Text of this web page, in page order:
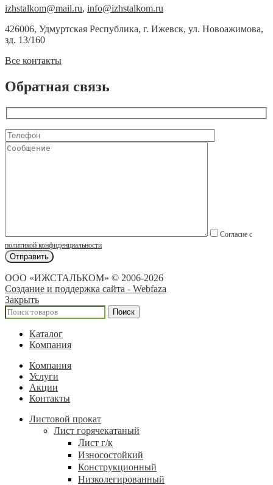
izhstalkom@mail.ru, info@izhstalkom.ru
426006, Удмуртская Республика, г. Ижевск, ул. Новоажимова,
зд. 13/160
Все контакты
Обратная связь
Согласие с
политикой конфиденциальности
ООО «ИЖСТАЛЬКОМ» © 2006-2026
Создание и поддержка сайта - Webfaza
Закрыть
Поиск
Каталог
Компания
Компания
Услуги
Акции
Контакты
Листовой прокат
Лист горячекатаный
Лист г/к
Износостойкий
Конструкционный
Низколегированный